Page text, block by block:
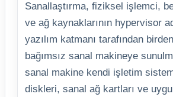
Sanallaştırma, fiziksel işlemci,
ve ağ kaynaklarının hypervisor
yazılım katmanı tarafından
bağımsız sanal makineye
sanal makine kendi işletim
diskleri, sanal ağ kartları ve